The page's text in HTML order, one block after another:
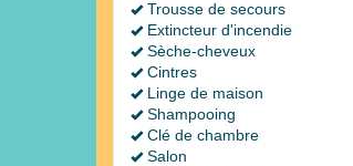
Trousse de secours
Extincteur d'incendie
Sèche-cheveux
Cintres
Linge de maison
Shampooing
Clé de chambre
Salon